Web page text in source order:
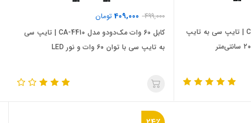
کابل مک‌دودو مدل CA-5640 | تایپ سی به تایپ
499,000
409,000تومان
کابل 60 وات مک‌دودو مدل CA-4410 | تایپ سی
به تایپ سی با توان ۶۰ وات و نور LED